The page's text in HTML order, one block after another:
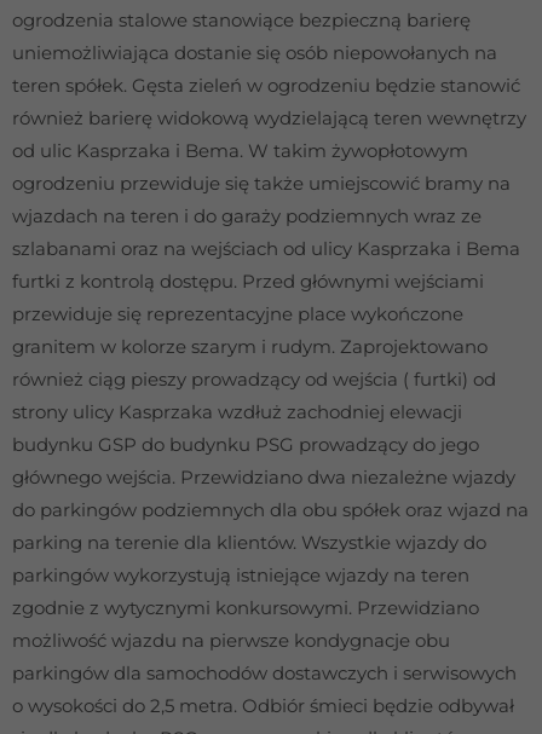
ogrodzenia stalowe stanowiące bezpieczną barierę
uniemożliwiająca dostanie się osób niepowołanych na
teren spółek. Gęsta zieleń w ogrodzeniu będzie stanowić
również barierę widokową wydzielającą teren wewnętrzy
od ulic Kasprzaka i Bema. W takim żywopłotowym
ogrodzeniu przewiduje się także umiejscowić bramy na
wjazdach na teren i do garaży podziemnych wraz ze
szlabanami oraz na wejściach od ulicy Kasprzaka i Bema
furtki z kontrolą dostępu. Przed głównymi wejściami
przewiduje się reprezentacyjne place wykończone
granitem w kolorze szarym i rudym. Zaprojektowano
również ciąg pieszy prowadzący od wejścia ( furtki) od
strony ulicy Kasprzaka wzdłuż zachodniej elewacji
budynku GSP do budynku PSG prowadzący do jego
głównego wejścia. Przewidziano dwa niezależne wjazdy
do parkingów podziemnych dla obu spółek oraz wjazd na
parking na terenie dla klientów. Wszystkie wjazdy do
parkingów wykorzystują istniejące wjazdy na teren
zgodnie z wytycznymi konkursowymi. Przewidziano
możliwość wjazdu na pierwsze kondygnacje obu
parkingów dla samochodów dostawczych i serwisowych
o wysokości do 2,5 metra. Odbiór śmieci będzie odbywał
Marketing
Udostępniając
swoje
zainteresowania i
podczas
odwiedzania naszej
strony, zwiększasz
szansę na
zobaczenie
spersonalizowanych
treści i ofert.